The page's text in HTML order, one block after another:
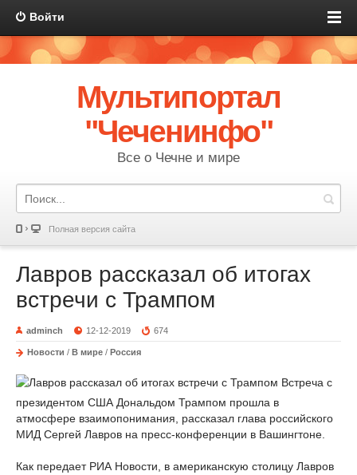
Войти
Мультипортал
"Чеченинфо"
Все о Чечне и мире
Полная версия сайта
Лавров рассказал об итогах
встречи с Трампом
adminch 12-12-2019 674
Новости / В мире / Россия
Встреча с
президентом США Дональдом Трампом прошла в
атмосфере взаимопонимания, рассказал глава российского
МИД Сергей Лавров на пресс-конференции в Вашингтоне.
Как передает РИА Новости, в американскую столицу Лавров